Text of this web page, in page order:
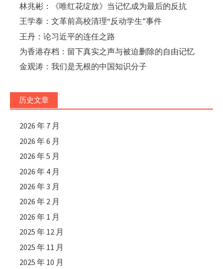
林兆彬：《唯红花绽放》当记忆成为最后的反抗
王学泰：文革前高校清理“反动学生”事件
王丹：论习近平的连任之路
为香港存档：留下真实之声与被迫删除的自由记忆
金观涛：我们是无根的中国知识分子
历史文章
2026 年 7 月
2026 年 6 月
2026 年 5 月
2026 年 4 月
2026 年 3 月
2026 年 2 月
2026 年 1 月
2025 年 12 月
2025 年 11 月
2025 年 10 月